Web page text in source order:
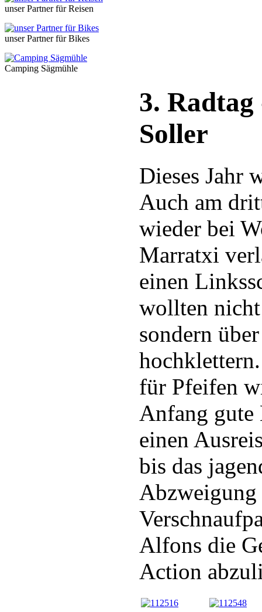
unser Partner für Reisen
unser Partner für Bikes
Camping Sägmühle
3. Radtag
Soller
Dieses Jahr
Auch am
wieder bei
Marratxi
einen
wollten nicht
sondern
für Pfeifen
Anfang gute
einen
bis das
Alfons die
Action